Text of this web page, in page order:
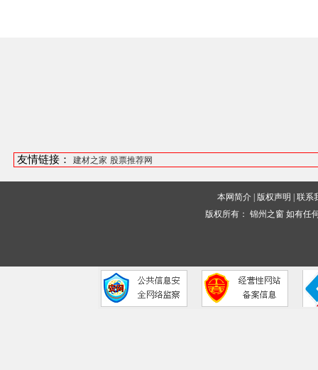
友情链接： 建材之家 股票推荐网
本网简介 版权声明 |联系
版权所有：锦州之窗 如有任